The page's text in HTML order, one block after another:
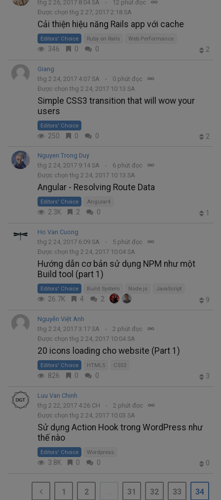
thg 2 26, 2017 8:04 SA
12 phút đọc
Được chọn thg 2 27, 2017 2:18 SA
Cải thiện hiệu năng Rails app với cache
Editors' Choice Ruby on Rails Web Performance
346 0 0 2
Giang
thg 2 24, 2017 4:07 SA
0 phút đọc
Được chọn thg 2 24, 2017 10:13 SA
Simple CSS3 transition that will wow your
users
Editors' Choice
250 0 0 2
Nguyen Trong Duy
thg 2 24, 2017 9:14 SA
6 phút đọc
Được chọn thg 2 24, 2017 10:13 SA
Angular - Resolving Route Data
Editors' Choice Angular4
2.3K 2 0 1
Ho Van Cuong
thg 2 24, 2017 6:09 SA
5 phút đọc
Được chọn thg 2 24, 2017 10:04 SA
Hướng dẫn cơ bản sử dụng NPM như một
Build tool (part 1)
Editors' Choice Build System Node.js JavaScript
26.7K 4 2 9
Nguyễn Việt Anh
thg 2 24, 2017 3:17 SA
2 phút đọc
Được chọn thg 2 24, 2017 10:04 SA
20 icons loading cho website (Part 1)
Editors' Choice HTML5 CSS3
826 0 0 3
Luu Van Chinh
thg 2 22, 2017 4:26 CH
2 phút đọc
Được chọn thg 2 24, 2017 10:03 SA
Sử dụng Action Hook trong WordPress như
thế nào
Editors' Choice Wordpress
3.8K 0 0 0
1 2 31 32 33 34